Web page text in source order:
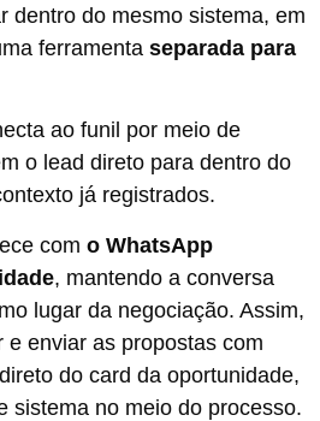
dentro do mesmo sistema, em
ferramenta separada para
ao funil por meio de
o lead direto para dentro do
já registrados.
com o WhatsApp
, mantendo a conversa
lugar da negociação. Assim,
e enviar as propostas com
do card da oportunidade,
sistema no meio do processo.